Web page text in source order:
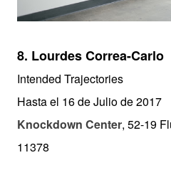
8. Lourdes Correa-Carlo
Intended Trajectories
Hasta el 16 de Julio de 2017
Knockdown Center, 52-19
11378